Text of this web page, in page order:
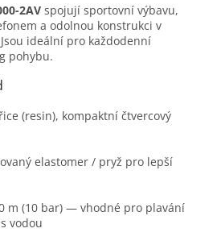
2AV spojují sportovní výbavu,
a odolnou konstrukci v
ideální pro každodenní
pohybu.
(resin), kompaktní čtvercový
elastomer / pryž pro lepší
m (10 bar) — vhodné pro plavání
vodou